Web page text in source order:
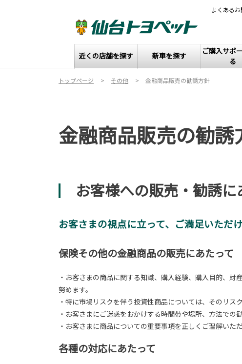
近くの店舗を探す 新車を探す
ご購入サポ
る
よくある
トップページ その他 金融商品販売の勧誘方針
金融商品販売の勧誘
お客様への販売・勧誘に
お客さまの視点に立って、ご満足いただ
保険その他の金融商品の販売にあたって
・お客さまの商品に関する知識、購入経験、購入目的、
努めます。
・特に市場リスクを伴う投資性商品については、そのリス
・お客さまにご迷惑をおかけする時間帯や場所、方法での
・お客さまに商品についての重要事項を正しくご理解いた
各種の対応にあたって